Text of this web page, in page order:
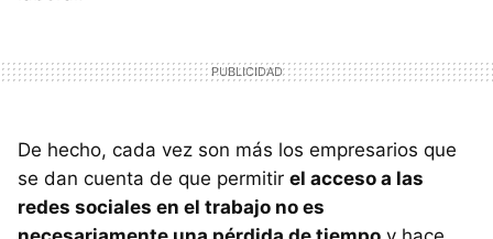
De hecho, cada vez son más los empresarios que
se dan cuenta de que permitir el acceso a las
redes sociales en el trabajo no es